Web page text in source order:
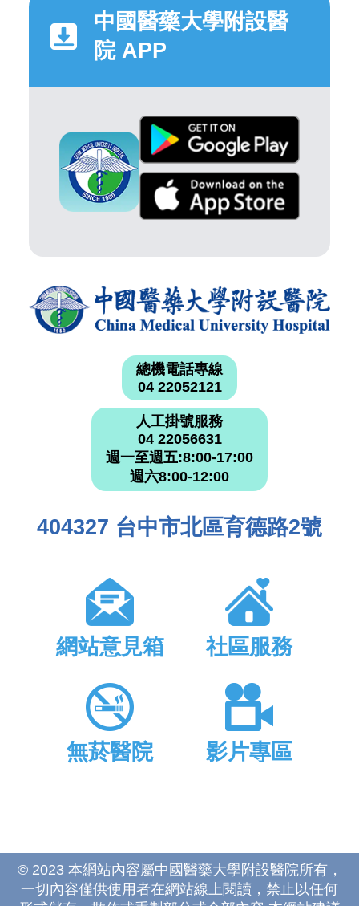
中國醫藥大學附設醫
院 APP
總機電話專線
04 22052121
人工掛號服務
04 22056631
週一至週五:8:00-17:00
週六8:00-12:00
404327 台中市北區育德路2號
網站意見箱 社區服務
無菸醫院 影片專區
© 2023 本網站內容屬中國醫藥大學附設醫院所有，
一切內容僅供使用者在網站線上閱讀，禁止以任何